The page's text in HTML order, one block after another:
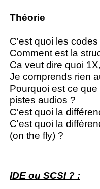
Théorie
C'est quoi les
Comment est la
Ca veut dire quoi
Je comprends rien
Pourquoi est ce
pistes audios ?
C'est quoi la
C'est quoi la
(on the fly) ?
IDE ou SCSI ? :